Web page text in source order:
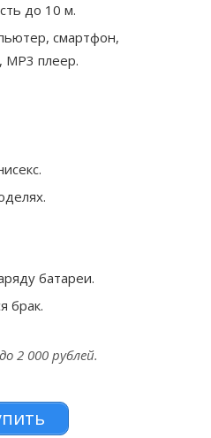
до 10 м.
смартфон,
МР3 плеер.
батареи.
брак.
2 000 рублей.